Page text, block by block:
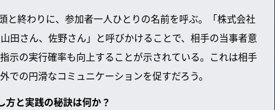
終わりに、参加者一人ひとりの名前を呼ぶ。「株式会社
田さん、佐野さん」と呼びかけることで、相手の当事者意
示の実行確率も向上することが示されている。これは相手
の円滑なコミュニケーションを促すだろう。
と実践の秘訣は何か？